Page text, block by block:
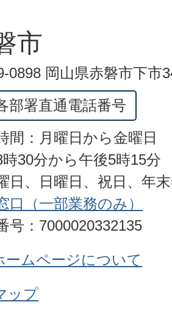
市
0898 岡山県赤磐市下市
部署直通電話番号
間：月曜日から金曜日
30分から午後5時15分
日、日曜日、祝日、年
口（一部業務のみ）
号：7000020332135
ームページについて
ップ